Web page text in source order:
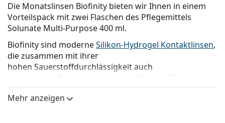
Die Monatslinsen Biofinity bieten wir Ihnen in einem
Vorteilspack mit zwei Flaschen des Pflegemittels
Solunate Multi-Purpose 400 ml.
Biofinitysind moderneSilikon-Hydrogel Kontaktlinsen,
die zusammen mit ihrer
hohen Sauerstoffdurchlässigkeit auch
ausreichend Befeuchtung bieten. Gönnen Sie sich ein
bisschen Luxus mit denMonatslinsenBiofinity von
CooperVision – und Ihre müden Augen gehören der
Mehr anzeigen